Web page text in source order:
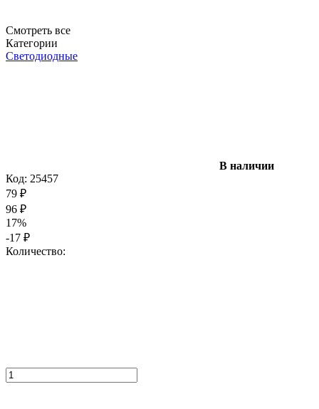
Смотреть все
Категории
Светодиодные
В наличии
Код: 25457
79 ₽
96 ₽
17%
-17 ₽
Количество: